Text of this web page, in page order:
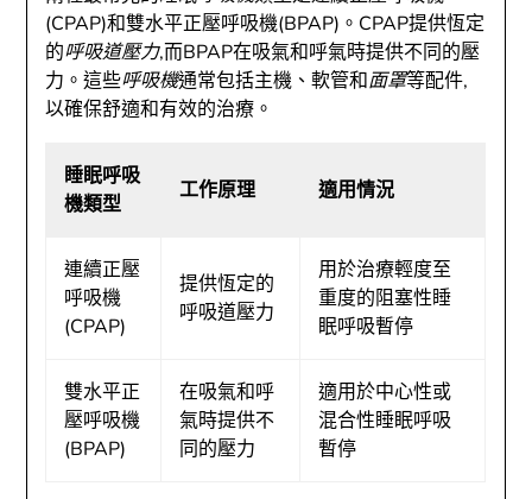
(CPAP)和雙水平正壓呼吸機(BPAP)。CPAP提供恆定
的呼吸道壓力,而BPAP在吸氣和呼氣時提供不同的壓
力。這些呼吸機通常包括主機、軟管和面罩等配件,
以確保舒適和有效的治療。
睡眠呼吸
機類型
工作原理 適用情況
連續正壓
呼吸機
(CPAP)
提供恆定的
呼吸道壓力
用於治療輕度至
重度的阻塞性睡
眠呼吸暫停
雙水平正
壓呼吸機
(BPAP)
在吸氣和呼
氣時提供不
同的壓力
適用於中心性或
混合性睡眠呼吸
暫停